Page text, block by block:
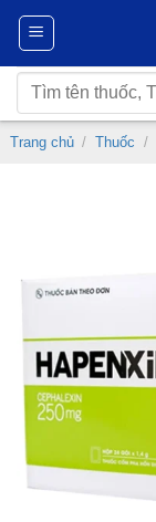
Chuyển
nội
dung
Tìm
kiếm:
Trang chủ / Thuốc /